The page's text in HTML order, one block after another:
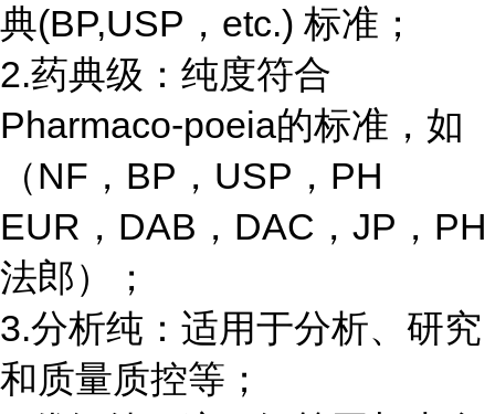
典(BP,USP，etc.) 标准；
2.药典级：纯度符合
Pharmaco-poeia的标准，如
（NF，BP，USP，PH
EUR，DAB，DAC，JP，PH
法郎）；
3.分析纯：适用于分析、研究
和质量质控等；